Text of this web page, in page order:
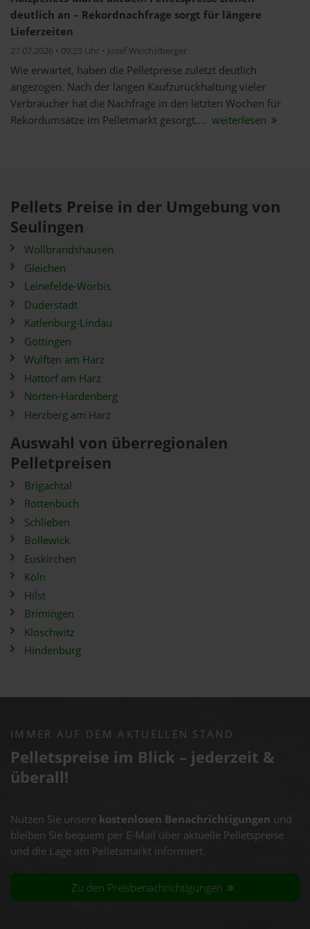
deutlich an – Rekordnachfrage sorgt für längere
Lieferzeiten
27.07.2026 • 09:23 Uhr • Josef Weichslberger
Wie erwartet, haben die Pelletpreise zuletzt deutlich
angezogen. Nach der langen Kaufzurückhaltung vieler
Verbraucher hat die Nachfrage in den letzten Wochen für
Rekordumsätze im Pelletmarkt gesorgt.... weiterlesen
Pellets Preise in der Umgebung von
Seulingen
Wollbrandshausen
Gleichen
Leinefelde-Worbis
Duderstadt
Katlenburg-Lindau
Göttingen
Wulften am Harz
Hattorf am Harz
Nörten-Hardenberg
Herzberg am Harz
Auswahl von überregionalen
Pelletpreisen
Brigachtal
Rottenbuch
Schlieben
Bollewick
Euskirchen
Köln
Hilst
Brimingen
Kloschwitz
Hindenburg
IMMER AUF DEM AKTUELLEN STAND
Pelletspreise im Blick – jederzeit &
überall!
Nutzen Sie unsere kostenlosen Benachrichtigungen und
bleiben Sie bequem per E-Mail über aktuelle Pelletspreise
und die Lage am Pelletsmarkt informiert.
Zu den Preisbenachrichtigungen